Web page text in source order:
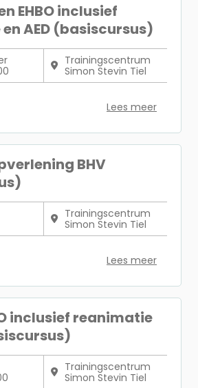
EHBO inclusief
AED (basiscursus)
Trainingscentrum
Simon Stevin Tiel
Lees meer
BHV
Trainingscentrum
Simon Stevin Tiel
Lees meer
inclusief reanimatie
Trainingscentrum
Simon Stevin Tiel